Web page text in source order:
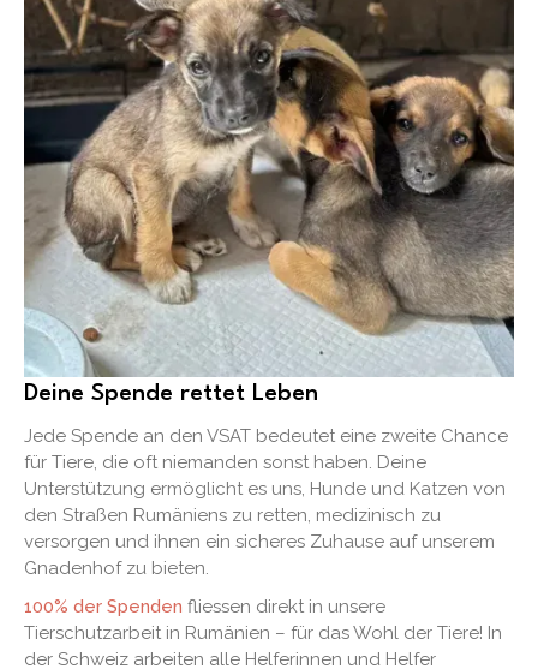
Deine Spende rettet Leben
Jede Spende an den VSAT bedeutet eine zweite Chance
für Tiere, die oft niemanden sonst haben. Deine
Unterstützung ermöglicht es uns, Hunde und Katzen von
den Straßen Rumäniens zu retten, medizinisch zu
versorgen und ihnen ein sicheres Zuhause auf unserem
Gnadenhof zu bieten.
100% der Spenden fliessen direkt in unsere
Tierschutzarbeit in Rumänien – für das Wohl der Tiere! In
der Schweiz arbeiten alle Helferinnen und Helfer